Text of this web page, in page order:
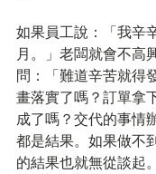
如果員工說：「我辛
月。」老闆就會不高
問：「難道辛苦就得
畫落實了嗎？訂單拿
成了嗎？交代的事情
都是結果。如果做不
的結果也就無從談起。